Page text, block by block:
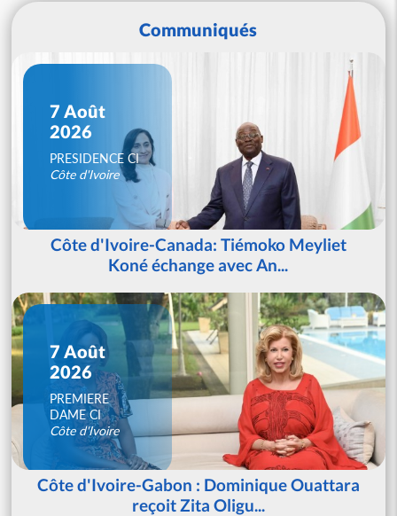
Communiqués
7 Août
2026
PRESIDENCE CI
Côte d'Ivoire
Côte d'Ivoire-Canada: Tiémoko Meyliet
Koné échange avec An...
7 Août
2026
PREMIERE
DAME CI
Côte d'Ivoire
Côte d'Ivoire-Gabon : Dominique Ouattara
reçoit Zita Oligu...